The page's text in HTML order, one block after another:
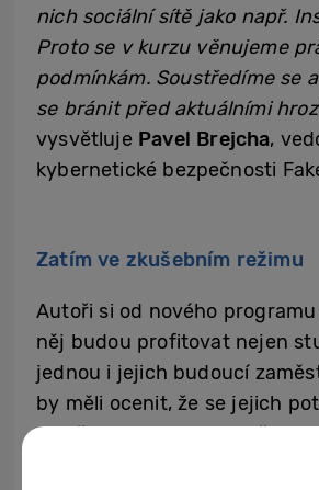
nich sociální sítě jako např.
Proto se v kurzu věnujeme
podmínkám. Soustředíme se
se bránit před aktuálními
vysvětluje Pavel Brejcha,
kybernetické bezpečnosti
Zatím ve zkušebním režimu
Autoři si od nového
něj budou profitovat nejen
jednou i jejich budoucí
by měli ocenit, že se jejich
zaměstnanci budou umět